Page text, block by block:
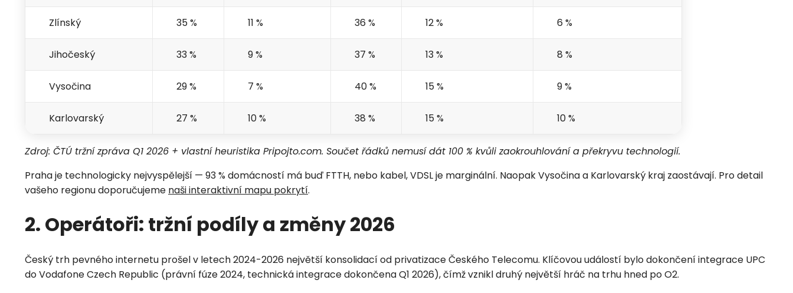
Zlínský 35 % 11 % 36 % 12 % 6 %
Jihočeský 33 % 9 % 37 % 13 % 8 %
Vysočina 29 % 7 % 40 % 15 % 9 %
Karlovarský 27 % 10 % 38 % 15 % 10 %
Zdroj: ČTÚ tržní zpráva Q1 2026 + vlastní heuristika Pripojto.com. Součet řádků nemusí dát 100 % kvůli zaokrouhlování a překryvu technologií.
Praha je technologicky nejvyspělejší — 93 % domácností má buď FTTH, nebo kabel, VDSL je marginální. Naopak Vysočina a Karlovarský kraj zaostávají. Pro detail
vašeho regionu doporučujeme naši interaktivní mapu pokrytí.
2. Operátoři: tržní podíly a změny 2026
Český trh pevného internetu prošel v letech 2024-2026 největší konsolidací od privatizace Českého Telecomu. Klíčovou událostí bylo dokončení integrace UPC
do Vodafone Czech Republic (právní fúze 2024, technická integrace dokončena Q1 2026), čímž vznikl druhý největší hráč na trhu hned po O2.